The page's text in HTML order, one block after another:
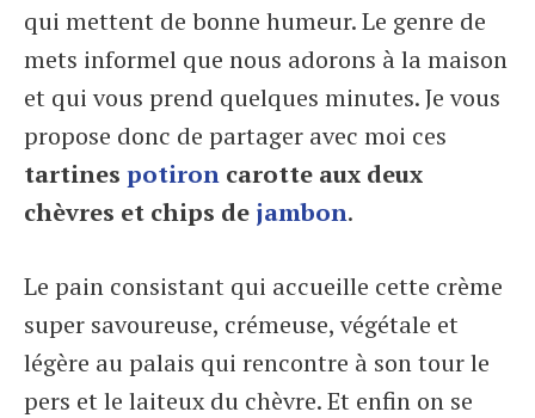
qui mettent de bonne humeur. Le genre de
mets informel que nous adorons à la maison
et qui vous prend quelques minutes. Je vous
propose donc de partager avec moi ces
tartines potiron carotte aux deux
chèvres et chips de jambon.
Le pain consistant qui accueille cette crème
super savoureuse, crémeuse, végétale et
légère au palais qui rencontre à son tour le
pers et le laiteux du chèvre. Et enfin on se